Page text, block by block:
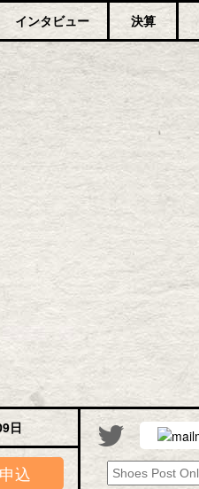
日
込
インタビュー 決算